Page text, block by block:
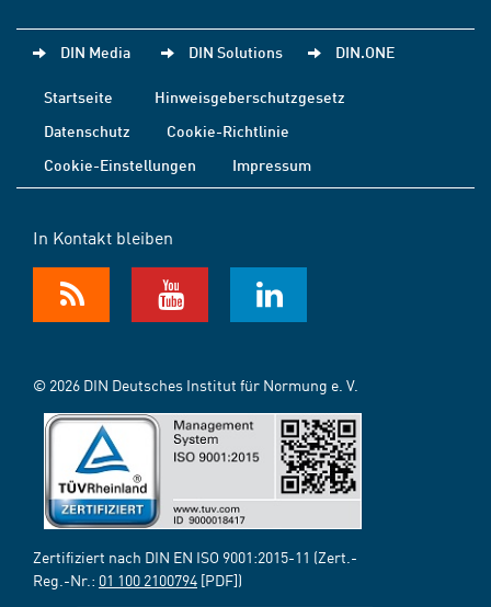
DIN Media DIN Solutions DIN.ONE
Startseite
Hinweisgeberschutzgesetz
Datenschutz
Cookie-Richtlinie
Cookie-Einstellungen
Impressum
In Kontakt bleiben
© 2026 DIN Deutsches Institut für Normung e. V.
Zertifiziert nach DIN EN ISO 9001:2015-11 (Zert.-
Reg.-Nr.: 01 100 2100794 [PDF])